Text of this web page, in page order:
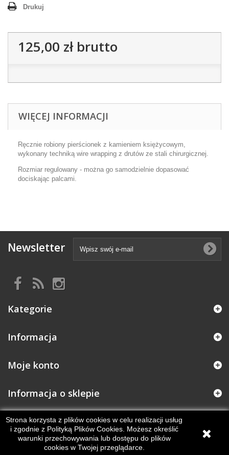
Drukuj
125,00 złbrutto
WIĘCEJ INFORMACJI
Ręcznie robiony pierścionek z kamieniem księżycowym,
wykonany techniką wire wrapping z drutów ze stali chirurgicznej.
Rozmiar regulowany - można go samodzielnie dopasować
dociskając palcami.
Newsletter
Kategorie
Informacja
Moje konto
Informacja o sklepie
Strona korzysta z plików cookies w celu realizacji usług
i zgodnie z Polityką Plików Cookies. Możesz określić
warunki przechowywania lub dostępu do plików
cookies w Twojej przeglądarce.